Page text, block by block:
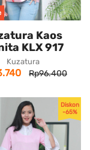
Kaos
KLX 917
Kuzatura
Rp96.400
Diskon
-65%